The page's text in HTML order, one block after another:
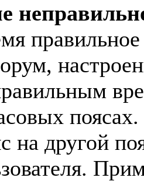
на другой